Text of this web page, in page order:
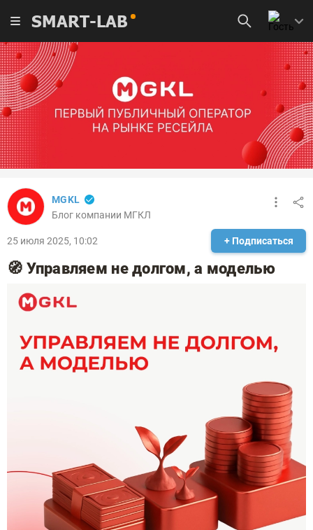
SMART-LAB
MGKL
Блог компании МГКЛ
25 июля 2025, 10:02 + Подписаться
🧭 Управляем не долгом, а моделью